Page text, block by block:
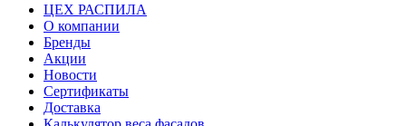
ЦЕХ РАСПИЛА
О компании
Бренды
Акции
Новости
Сертификаты
Доставка